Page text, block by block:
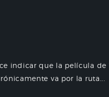
indicar que la película de
va por la ruta...